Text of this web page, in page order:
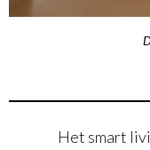
Het smart